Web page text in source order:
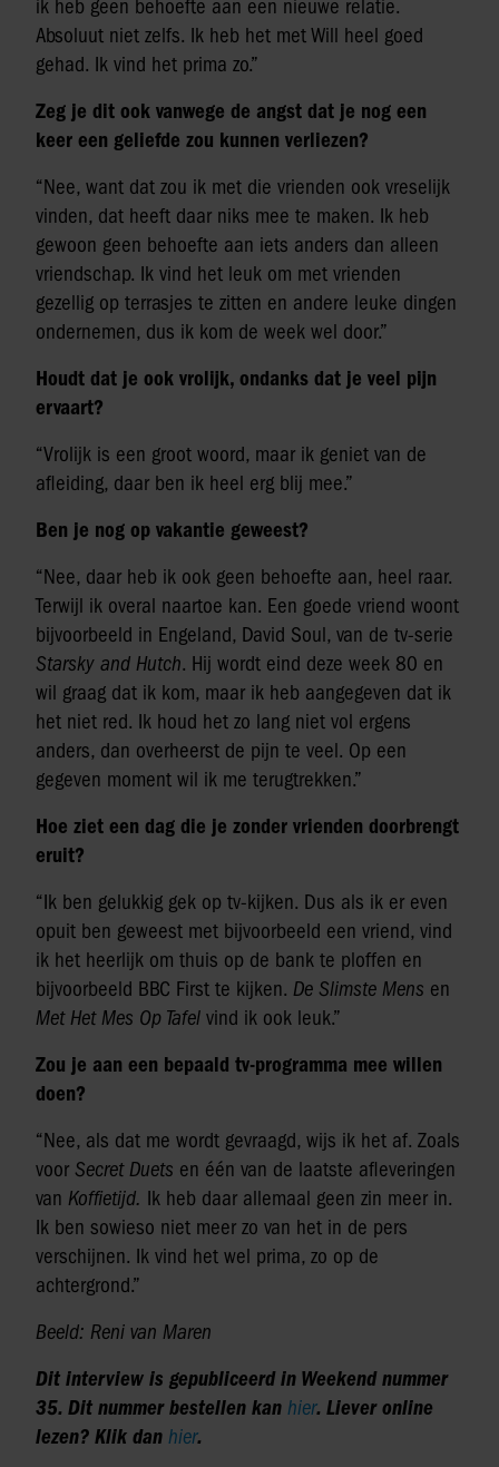
ik heb geen behoefte aan een nieuwe relatie.
Absoluut niet zelfs. Ik heb het met Will heel goed
gehad. Ik vind het prima zo.”
Zeg je dit ook vanwege de angst dat je nog een
keer een geliefde zou kunnen verliezen?
“Nee, want dat zou ik met die vrienden ook vreselijk
vinden, dat heeft daar niks mee te maken. Ik heb
gewoon geen behoefte aan iets anders dan alleen
vriendschap. Ik vind het leuk om met vrienden
gezellig op terrasjes te zitten en andere leuke dingen
ondernemen, dus ik kom de week wel door.”
Houdt dat je ook vrolijk, ondanks dat je veel pijn
ervaart?
“Vrolijk is een groot woord, maar ik geniet van de
afleiding, daar ben ik heel erg blij mee.”
Ben je nog op vakantie geweest?
“Nee, daar heb ik ook geen behoefte aan, heel raar.
Terwijl ik overal naartoe kan. Een goede vriend woont
bijvoorbeeld in Engeland, David Soul, van de tv-serie
Starsky and Hutch. Hij wordt eind deze week 80 en
wil graag dat ik kom, maar ik heb aangegeven dat ik
het niet red. Ik houd het zo lang niet vol ergens
anders, dan overheerst de pijn te veel. Op een
gegeven moment wil ik me terugtrekken.”
Hoe ziet een dag die je zonder vrienden doorbrengt
eruit?
“Ik ben gelukkig gek op tv-kijken. Dus als ik er even
opuit ben geweest met bijvoorbeeld een vriend, vind
ik het heerlijk om thuis op de bank te ploffen en
bijvoorbeeld BBC First te kijken. De Slimste Mens en
Met Het Mes Op Tafel vind ik ook leuk.”
Zou je aan een bepaald tv-programma mee willen
doen?
“Nee, als dat me wordt gevraagd, wijs ik het af. Zoals
voor Secret Duets en één van de laatste afleveringen
van Koffietijd. Ik heb daar allemaal geen zin meer in.
Ik ben sowieso niet meer zo van het in de pers
verschijnen. Ik vind het wel prima, zo op de
achtergrond.”
Beeld: Reni van Maren
Dit interview is gepubliceerd in Weekend nummer
35. Dit nummer bestellen kan hier. Liever online
lezen? Klik dan hier.